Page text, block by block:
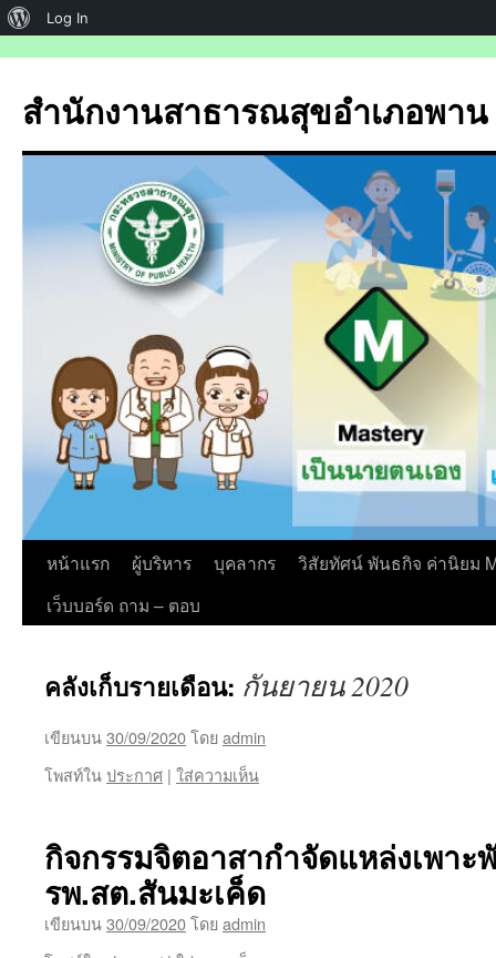
เกี่ยว
เพรส
Log In
ยัง
เนื้อหา
สำนักงานสาธารณสุขอำเภอพาน
หน้าแรก ผู้บริหาร บุคลากร
วิสัยทัศน์ พันธกิจ ค่านิยม
เว็บบอร์ด ถาม – ตอบ
คลังเก็บรายเดือน: กันยายน 2020
เขียนบน30/09/2020โดยadmin
โพสท์ในประกาศ | ใส่ความเห็น
กิจกรรมจิตอาสากำจัดแหล่งเพาะ
รพ.สต.สันมะเค็ด
เขียนบน30/09/2020โดยadmin